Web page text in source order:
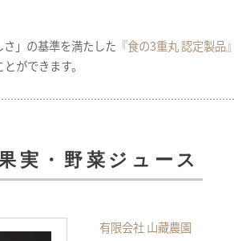
さ」の基準を満たした 『食の3重丸 認定製品』
ができます。
実・野菜ジュース
有限会社 山藏農園